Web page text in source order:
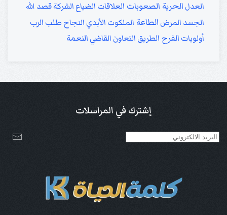
العدل الحرية الصعوبات العلاقات الضياع الشركةقصد الله
الجسد المرض الطاعة الملكوت الأبدي النجاح طلب الرب
أولويات الفرح الطريق التعاون القاضي النعمة
إشترك في المراسلات